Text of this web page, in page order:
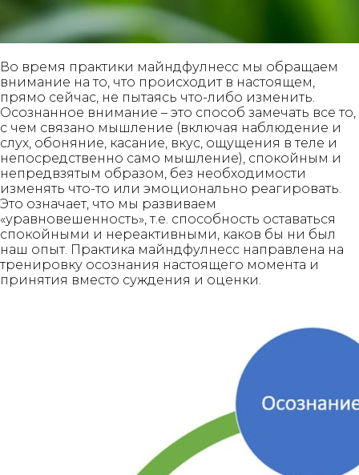
Во время практики майндфулнесс мы обращаем
внимание на то, что происходит в настоящем,
прямо сейчас, не пытаясь что-либо изменить.
Осознанное внимание – это способ замечать все то,
с чем связано мышление (включая наблюдение и
слух, обоняние, касание, вкус, ощущения в теле и
непосредственно само мышление), спокойным и
непредвзятым образом, без необходимости
изменять что-то или эмоционально реагировать.
Это означает, что мы развиваем
«уравновешенность», т.е. способность оставаться
спокойными и нереактивными, каков бы ни был
наш опыт. Практика майндфулнесс направлена на
тренировку осознания настоящего момента и
принятия вместо суждения и оценки.